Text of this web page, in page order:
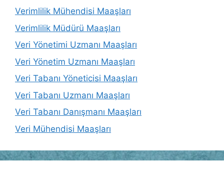
Verimlilik Mühendisi Maaşları
Verimlilik Müdürü Maaşları
Veri Yönetimi Uzmanı Maaşları
Veri Yönetim Uzmanı Maaşları
Veri Tabanı Yöneticisi Maaşları
Veri Tabanı Uzmanı Maaşları
Veri Tabanı Danışmanı Maaşları
Veri Mühendisi Maaşları